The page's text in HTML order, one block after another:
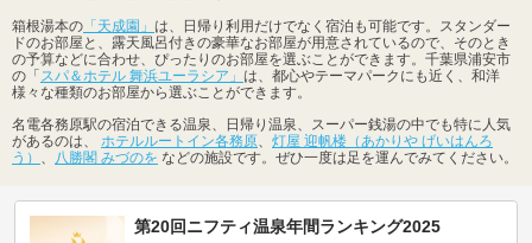
箱根湯本の 「天成園」 は、日帰り利用だけでなく宿泊も可能です。スタンダー
ドのお部屋と、露天風呂付きの豪華なお部屋が用意されているので、そのとき
の予算などに合わせ、ぴったりのお部屋を選ぶことができます。千葉県浦安市
の「スパ＆ホテル 舞浜ユーラシア」 は、都心やテーマパークにも近く、和洋
様々な種類のお部屋から選ぶことができます。
名電各務原駅の宿泊できる温泉、日帰り温泉、スーパー銭湯の中でも特に人気
があるのは、 ホテルルートイン各務原、 灯屋 迎帆楼（あかりや げいはんろ
う） 、 八勝閣 みづのを などの施設です。ぜひ一度は足を運んでみてください。
第20回ニフティ温泉年間ランキング2025